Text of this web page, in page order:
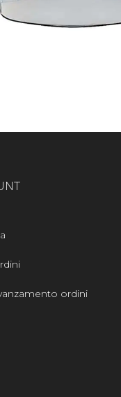
ordini